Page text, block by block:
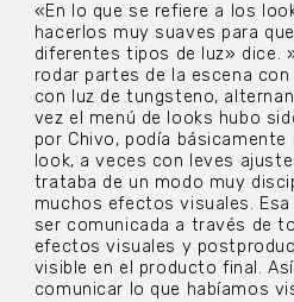
«En lo que se refiere a los
hacerlos muy suaves para
diferentes tipos de luz» dice.
rodar partes de la escena con
con luz de tungsteno,
vez el menú de looks hubo
por Chivo, podía
look, a veces con leves
trataba de un modo muy
muchos efectos visuales.
ser comunicada a través de
efectos visuales y
visible en el producto final.
comunicar lo que habíamos